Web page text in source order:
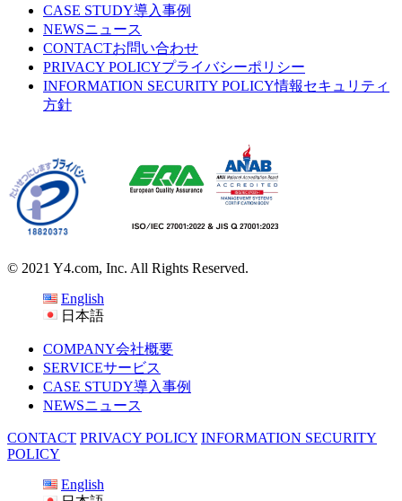
CASE STUDY導入事例
NEWSニュース
CONTACTお問い合わせ
PRIVACY POLICYプライバシーポリシー
INFORMATION SECURITY POLICY情報セキュリティ
方針
© 2021 Y4.com, Inc. All Rights Reserved.
English
日本語
COMPANY会社概要
SERVICEサービス
CASE STUDY導入事例
NEWSニュース
CONTACT PRIVACY POLICY INFORMATION SECURITY
POLICY
English